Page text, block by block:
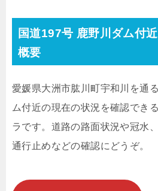
国道197号 鹿野川ダム付
概要
愛媛県大洲市肱川町宇和川を通
ム付近の現在の状況を確認でき
ラです。道路の路面状況や冠水
通行止めなどの確認にどうぞ。